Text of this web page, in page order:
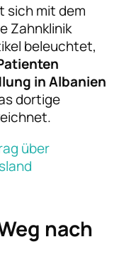
sich mit dem
Zahnklinik
beleuchtet,
in Albanien
dortige
über
nach